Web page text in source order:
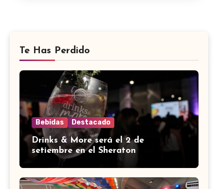
Te Has Perdido
Bebidas Destacado
Drinks & More será el 2 de
setiembre en el Sheraton